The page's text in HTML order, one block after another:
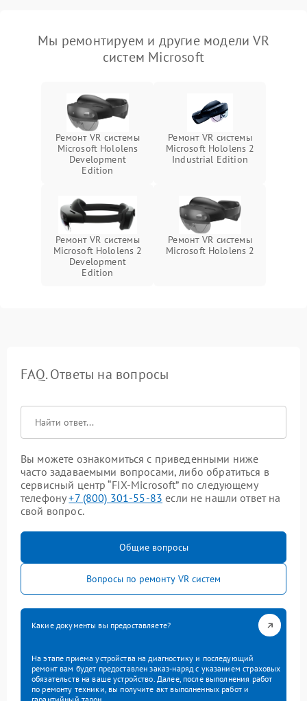
Мы ремонтируем и другие модели VR
систем Microsoft
Ремонт VR системы
Microsoft Hololens
Development
Edition
Ремонт VR системы
Microsoft Hololens 2
Industrial Edition
Ремонт VR системы
Microsoft Hololens 2
Development
Edition
Ремонт VR системы
Microsoft Hololens 2
FAQ. Ответы на вопросы
Вы можете ознакомиться с приведенными ниже
часто задаваемыми вопросами, либо обратиться в
сервисный центр “FIX-Microsoft” по следующему
телефону+7 (800) 301-55-83 если не нашли ответ на
свой вопрос.
Общие вопросы
Вопросы по ремонту VR систем
Какие документы вы предоставляете?
На этапе приема устройства на диагностику и последующий
ремонт вам будет предоставлен заказ-наряд с указанием страховых
обязательств на ваше устройство. Далее, после выполнения работ
по ремонту техники, вы получите акт выполненных работ и